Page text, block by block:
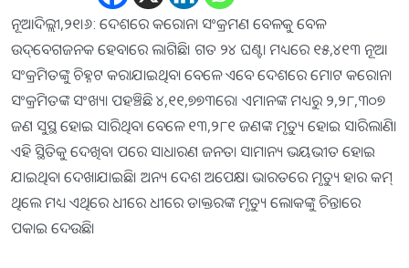
ନୂଆଦିଲ୍ଲୀ,୨୧।୬: ଦେଶରେ କରୋନା ସଂକ୍ରମଣ ବେଳକୁ ବେଳ
ଉଦ୍‌ବେଗଜନକ ହେବାରେ ଲାଗିଛି। ଗତ ୨୪ ଘଣ୍ଟା ମଧ୍ୟରେ ୧୫,୪୧୩ ନୂଆ
ସଂକ୍ରମିତଙ୍କୁ ଚିହ୍ନଟ କରାଯାଇଥିବା ବେଳେ ଏବେ ଦେଶରେ ମୋଟ କରୋନା
ସଂକ୍ରମିତଙ୍କ ସଂଖ୍ୟା ପହଞ୍ଚିଛି ୪,୧୧,୭୭୩ରେ। ଏମାନଙ୍କ ମଧ୍ୟରୁ ୨,୨୮,୩୦୭
ଜଣ ସୁସ୍ଥ ହୋଇ ସାରିଥିବା ବେଳେ ୧୩,୨୮୧ ଜଣଙ୍କ ମୃତ୍ୟୁ ହୋଇ ସାରିଲାଣି।
ଏହି ସ୍ଥିତିକୁ ଦେଖିବା ପରେ ସାଧାରଣ ଜନତା ସାମାନ୍ୟ ଭୟଭୀତ ହୋଇ
ଯାଇଥିବା ଦେଖାଯାଇଛି। ଅନ୍ୟ ଦେଶ ଅପେକ୍ଷା ଭାରତରେ ମୃତ୍ୟୁ ହାର କମ୍‌
ଥିଲେ ମଧ୍ୟ ଏଥିରେ ଧୀରେ ଧୀରେ ଡାକ୍ତରଙ୍କ ମୃତ୍ୟୁ ଲୋକଙ୍କୁ ଚିନ୍ତାରେ
ପକାଇ ଦେଉଛି।